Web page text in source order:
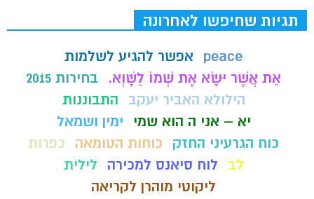
תגיות שחיפשו לאחרונה
peace
אפשר להגיע לשלמות
אֵת אֲשֶׁר יִשָּׂא אֶת שְׁמוֹ לַשָּׁוְא.
בחירות 2015
הילולא האביר יעקב
התבוננות
יא – אני ה הוא שמי
ימין ושמאל
כוח הגרעיני החזק
כוחות הטומאה
כפרות
לב
לוח סיאנס למכירה
לילית
ליקוטי מוהרן לקריאה